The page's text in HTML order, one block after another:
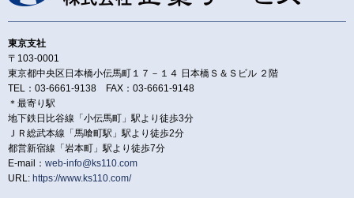
東京支社
〒103-0001
東京都中央区日本橋小伝馬町１７－１４ 日本橋Ｓ＆Ｓビル ２階
TEL：03-6661-9138 FAX：03-6661-9148
＊最寄り駅
地下鉄日比谷線「小伝馬町」駅より徒歩3分
ＪＲ総武本線「馬喰町駅」駅より徒歩2分
都営新宿線「岩本町」駅より徒歩7分
E-mail： web-info@ks110.com
URL: https://www.ks110.com/